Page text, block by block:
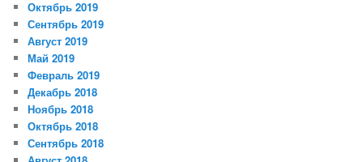
Октябрь 2019
Сентябрь 2019
Август 2019
Май 2019
Февраль 2019
Декабрь 2018
Ноябрь 2018
Октябрь 2018
Сентябрь 2018